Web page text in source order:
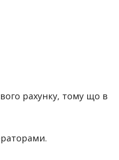
рахунку, тому що в